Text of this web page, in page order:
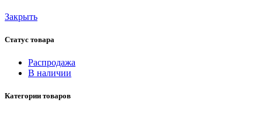
Закрыть
Статус товара
Распродажа
В наличии
Категории товаров